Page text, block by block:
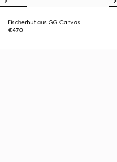
Fischerhut aus GG Canvas
€470